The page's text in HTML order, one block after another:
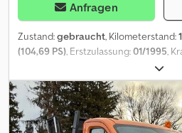
Anfragen
Zustand:gebraucht, Kilometerstand:
(104,69 PS) , Erstzulassung:01/1995 ,
, maximales
Gesamtgewicht:5.600 kg,
Achsen-Konfiguration:4x2, nächste
Kraftstoff:Diesel, Bremsen:
Fahrerkabine:Sonstige, Getriebetyp: